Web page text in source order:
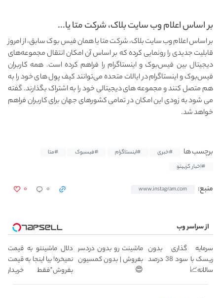
بر اساس اعلام وب سایت بلاک، شرکت متا یا...
بر اساس اعلام وب سایت بلاک، شرکت متا یا همان فیس بوک سابق، از امروز
قابلیت جدیدی را رونمایی کرده که بر اساس آن امکان انتقال مجموعه‌های
دیجیتال بین فیس‌بوک و اینستاگرام را فراهم کرده است. همه کاربران
فیس‌بوک و اینستاگرام در ایالات متحده می‌توانند کیف پول‌ های خود را به
هم متصل کنند و مجموعه‌ های دیجیتالی خود را به اشتراک بگذارند. گفته
می شود به زودی این امکان در تمامی کشورهای جهان برای کاربران فراهم
خواهد شد.
برچسب ها #خبری #اینستاگرام #فیسبوک
#متا
#اخبار کریپتو
منبع: www.instagram.com ۰ ۰
از سراسر وب
سرمایه گذاری بدون
ریسک با سود 38 درصد
سالانه📈
ماشینت رو بدون دردسر
بفروش | بدون کمسیون
😍
دلال ماشینتو به قیمت
نمیخره! بیا اینجا به قیمت
بفروش*فقط خریدار
واقعی*